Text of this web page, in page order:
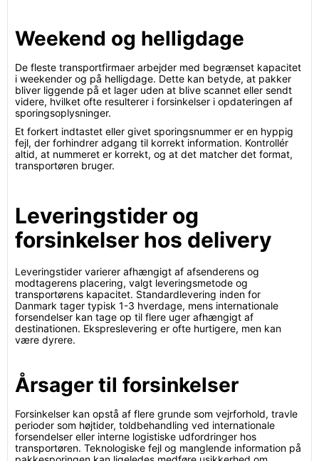
Weekend og helligdage
De fleste transportfirmaer arbejder med begrænset kapacitet
i weekender og på helligdage. Dette kan betyde, at pakker
bliver liggende på et lager uden at blive scannet eller sendt
videre, hvilket ofte resulterer i forsinkelser i opdateringen af
sporingsoplysninger.
Et forkert indtastet eller givet sporingsnummer er en hyppig
fejl, der forhindrer adgang til korrekt information. Kontrollér
altid, at nummeret er korrekt, og at det matcher det format,
transportøren bruger.
Leveringstider og
forsinkelser hos delivery
Leveringstider varierer afhængigt af afsenderens og
modtagerens placering, valgt leveringsmetode og
transportørens kapacitet. Standardlevering inden for
Danmark tager typisk 1-3 hverdage, mens internationale
forsendelser kan tage op til flere uger afhængigt af
destinationen. Ekspreslevering er ofte hurtigere, men kan
være dyrere.
Årsager til forsinkelser
Forsinkelser kan opstå af flere grunde som vejrforhold, travle
perioder som højtider, toldbehandling ved internationale
forsendelser eller interne logistiske udfordringer hos
transportøren. Teknologiske fejl og manglende information på